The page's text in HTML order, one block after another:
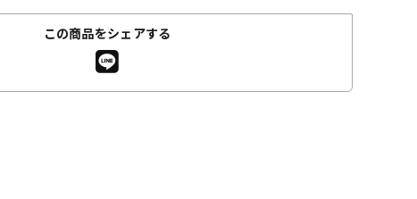
この商品をシェアする